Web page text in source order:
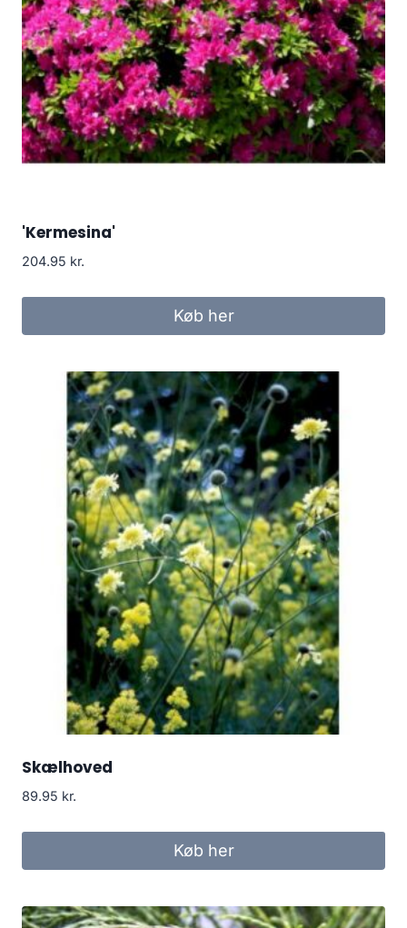
'Kermesina'
204.95 kr.
Køb her
Skælhoved
89.95 kr.
Køb her